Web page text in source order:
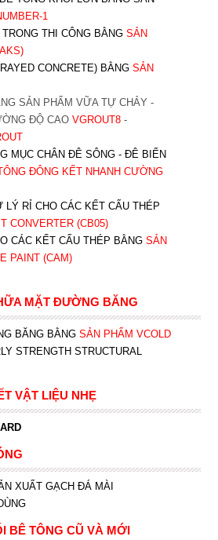
1
THI CÔNG BẰNG SẢN
CONCRETE) BẰNG SẢN
SẢN PHẨM VỮA TỰ CHẢY -
ĐỘ CAO VGROUT8-
MỤC CHÂN ĐÊ SÔNG - ĐÊ BIỂN
ĐÔNG KẾT NHANH CƯỜNG
LÝ RỈ CHO CÁC KẾT CẤU THÉP
CONVERTER (CB05)
CÁC KẾT CẤU THÉP BẰNG SẢN
PAINT (CAM)
MẶT ĐƯỜNG BĂNG
BĂNG BẰNG SẢN PHẨM VCOLD
STRENGTH STRUCTURAL
VẬT LIỆU NHẸ
XUẤT GẠCH ĐÁ MÀI
BÊ TÔNG CŨ VÀ MỚI